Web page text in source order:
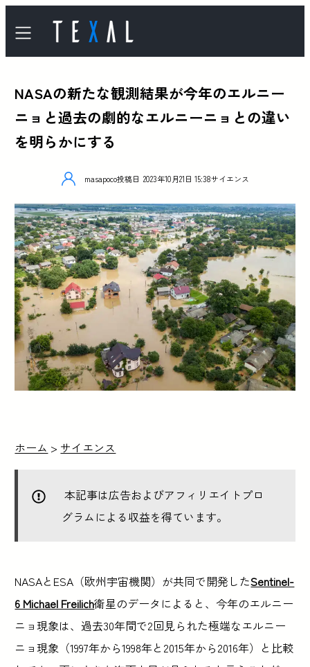
NASAの新たな観測結果が今年のエルニー
ニョと過去の劇的なエルニーニョとの違い
を明らかにする
masapoco投稿日 2023年10月21日 15:38サイエンス
ホーム > サイエンス
本記事は広告およびアフィリエイトプロ
グラムによる収益を得ています。
NASAとESA（欧州宇宙機関）が共同で開発したSentinel-
6 Michael Freilich衛星のデータによると、今年のエルニー
ニョ現象は、過去30年間で2回見られた極端なエルニー
ニョ現象（1997年から1998年と2015年から2016年）と比較